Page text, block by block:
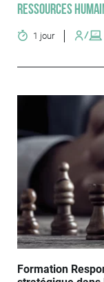
Ressources
1 jour
Formation